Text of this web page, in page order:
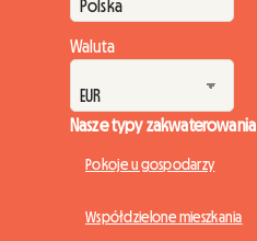
Waluta
Nasze typy zakwaterowania
Pokoje u gospodarzy
Współdzielone mieszkania